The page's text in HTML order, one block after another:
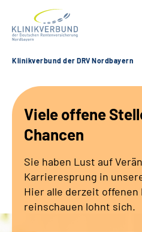
Behandlungsangebot
Karriere
Erweiterte Suche
Klinikverbund der DRV Nordbayern
Viele offene
Chancen
Sie haben Lust auf
Karrieresprung in
Hier alle derzeit
reinschauen lohnt sich.